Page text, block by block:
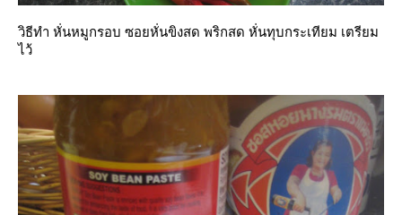
วิธีทำ หั่นหมูกรอบ ซอยหั่นขิงสด พริกสด หั่นทุบกระเทียม เตรียม
ไว้